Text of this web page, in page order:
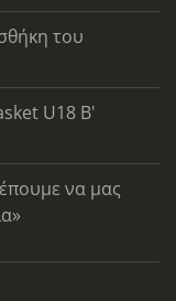
του
U18 Β'
να μας